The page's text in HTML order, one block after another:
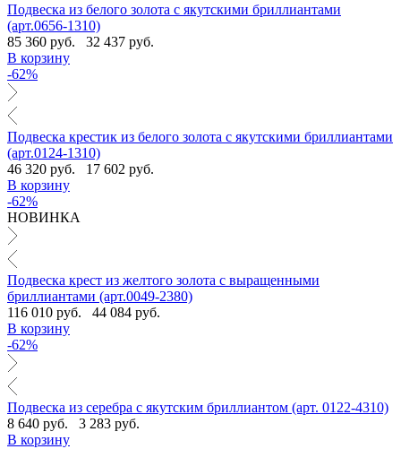
Подвеска из белого золота с якутскими бриллиантами
(арт.0656-1310)
85 360 руб.
32 437 руб.
В корзину
-62%
Подвеска крестик из белого золота с якутскими бриллиантами
(арт.0124-1310)
46 320 руб.
17 602 руб.
В корзину
-62%
НОВИНКА
Подвеска крест из желтого золота с выращенными
бриллиантами (арт.0049-2380)
116 010 руб.
44 084 руб.
В корзину
-62%
Подвеска из серебра с якутским бриллиантом (арт. 0122-4310)
8 640 руб.
3 283 руб.
В корзину